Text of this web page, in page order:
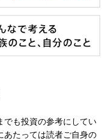
でも投資の参考にしてい
あたっては読者ご自身の